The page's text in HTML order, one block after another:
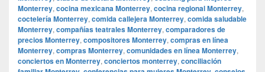
Monterrey, cocina mexicana Monterrey, cocina regional Monterrey,
coctelería Monterrey, comida callejera Monterrey, comida saludable
Monterrey, compañías teatrales Monterrey, comparadores de
precios Monterrey, compositores Monterrey, compras en línea
Monterrey, compras Monterrey, comunidades en línea Monterrey,
conciertos en Monterrey, conciertos monterrey, conciliación